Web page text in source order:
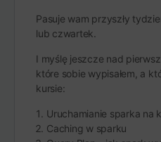
Pasuje wam przyszły
lub czwartek.
I myślę jeszcze nad
które sobie wypisałem, a
kursie:
Uruchamianie sparka na
Caching w sparku